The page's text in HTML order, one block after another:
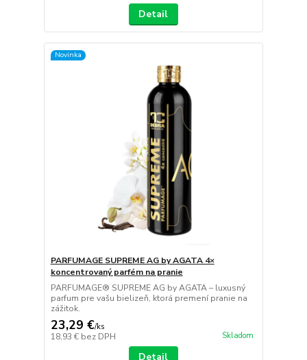
Detail
Novinka
PARFUMAGE SUPREME AG by AGATA 4×
koncentrovaný parfém na pranie
PARFUMAGE® SUPREME AG by AGATA – luxusný
parfum pre vašu bielizeň, ktorá premení pranie na
zážitok.
23,29 €/ks
18,93 € bez DPH Skladom
Detail